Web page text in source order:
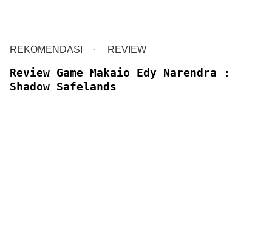
REKOMENDASI REVIEW
Review Game Makaio Edy Narendra :
Shadow Safelands